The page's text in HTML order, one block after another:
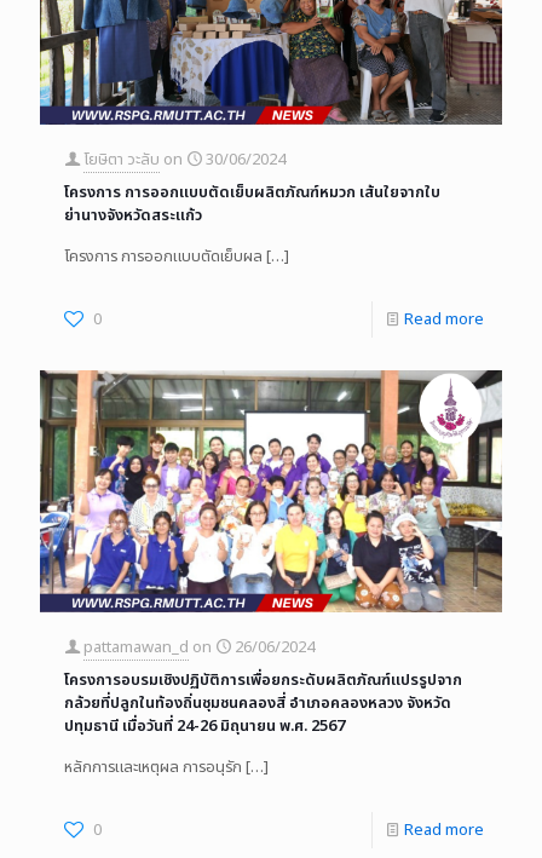
โยษิตา วะลับ on
30/06/2024
โครงการ การออกแบบตัดเย็บผลิตภัณฑ์หมวก เส้นใยจากใบ
ย่านางจังหวัดสระแก้ว
โครงการ การออกแบบตัดเย็บผล […]
0 Read more
pattamawan_d on
26/06/2024
โครงการอบรมเชิงปฏิบัติการเพื่อยกระดับผลิตภัณฑ์แปรรูปจาก
กล้วยที่ปลูกในท้องถิ่นชุมชนคลองสี่ อำเภอคลองหลวง จังหวัด
ปทุมธานี เมื่อวันที่ 24-26 มิถุนายน พ.ศ. 2567
หลักการและเหตุผล การอนุรัก […]
0 Read more